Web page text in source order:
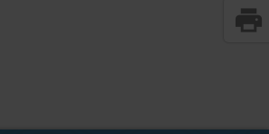
print